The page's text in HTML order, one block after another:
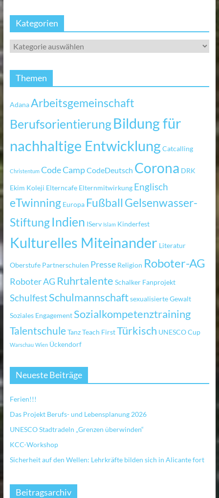
Kategorien
Themen
AdanaArbeitsgemeinschaft
BerufsorientierungBildung für
nachhaltige EntwicklungCatcalling
Christentum Code CampCodeDeutsch Corona DRK
Ekim Koleji Elterncafe Elternmitwirkung Englisch
eTwinning Europa Fußball Gelsenwasser-
StiftungIndien IServ Islam Kinderfest
Kulturelles Miteinander Literatur
Oberstufe Partnerschulen Presse Religion Roboter-AG
Roboter AG Ruhrtalente Schalker Fanprojekt
SchulfestSchulmannschaftsexualisierte Gewalt
Soziales Engagement Sozialkompetenztraining
TalentschuleTanzTeach FirstTürkisch UNESCO Cup
Warschau Wien Ückendorf
Neueste Beiträge
Ferien!!!
Das Projekt Berufs- und Lebensplanung 2026
UNESCO Stadtradeln „Grenzen überwinden“
KCC-Workshop
Sicherheit auf den Wellen: Lehrkräfte bilden sich in Alicante fort
Beitragsarchiv